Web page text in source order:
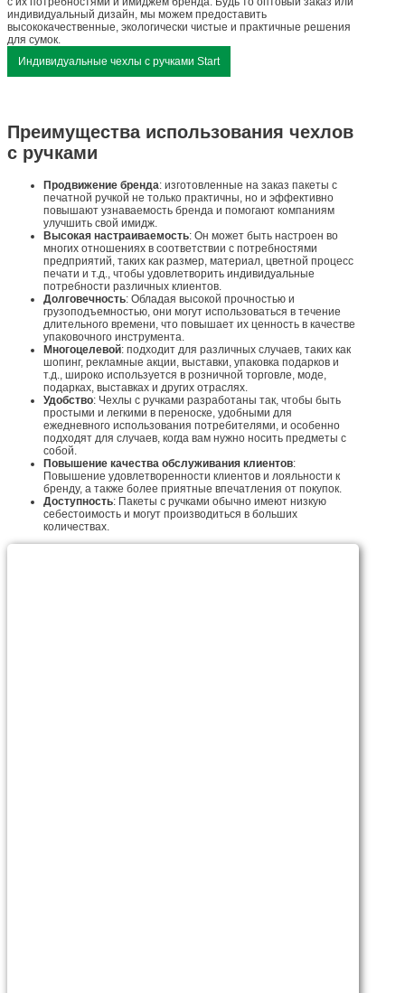
индивидуальный дизайн, мы можем предоставить
высококачественные, экологически чистые и практичные решения
для сумок.
Индивидуальные чехлы с ручками Start
Преимущества использования чехлов
с ручками
Продвижение бренда: изготовленные на заказ пакеты с
печатной ручкой не только практичны, но и эффективно
повышают узнаваемость бренда и помогают компаниям
улучшить свой имидж.
Высокая настраиваемость: Он может быть настроен во
многих отношениях в соответствии с потребностями
предприятий, таких как размер, материал, цветной процесс
печати и т.д., чтобы удовлетворить индивидуальные
потребности различных клиентов.
Долговечность: Обладая высокой прочностью и
грузоподъемностью, они могут использоваться в течение
длительного времени, что повышает их ценность в качестве
упаковочного инструмента.
Многоцелевой: подходит для различных случаев, таких как
шопинг, рекламные акции, выставки, упаковка подарков и
т.д., широко используется в розничной торговле, моде,
подарках, выставках и других отраслях.
Удобство: Чехлы с ручками разработаны так, чтобы быть
простыми и легкими в переноске, удобными для
ежедневного использования потребителями, и особенно
подходят для случаев, когда вам нужно носить предметы с
собой.
Повышение качества обслуживания клиентов:
Повышение удовлетворенности клиентов и лояльности к
бренду, а также более приятные впечатления от покупок.
Доступность: Пакеты с ручками обычно имеют низкую
себестоимость и могут производиться в больших
количествах.